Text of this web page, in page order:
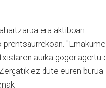
era aktiboan
aurka gogor agertu
ez dute euren burua